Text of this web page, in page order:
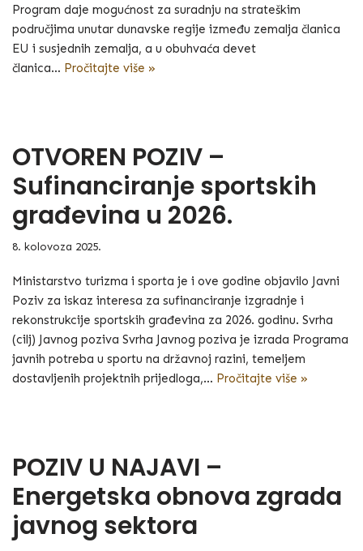
Program daje mogućnost za suradnju na strateškim
područjima unutar dunavske regije između zemalja članica
EU i susjednih zemalja, a u obuhvaća devet
članica… Pročitajte više »
OTVOREN POZIV –
Sufinanciranje sportskih
građevina u 2026.
8. kolovoza 2025.
Ministarstvo turizma i sporta je i ove godine objavilo Javni
Poziv za iskaz interesa za sufinanciranje izgradnje i
rekonstrukcije sportskih građevina za 2026. godinu. Svrha
(cilj) Javnog poziva Svrha Javnog poziva je izrada Programa
javnih potreba u sportu na državnoj razini, temeljem
dostavljenih projektnih prijedloga,… Pročitajte više »
POZIV U NAJAVI –
Energetska obnova zgrada
javnog sektora